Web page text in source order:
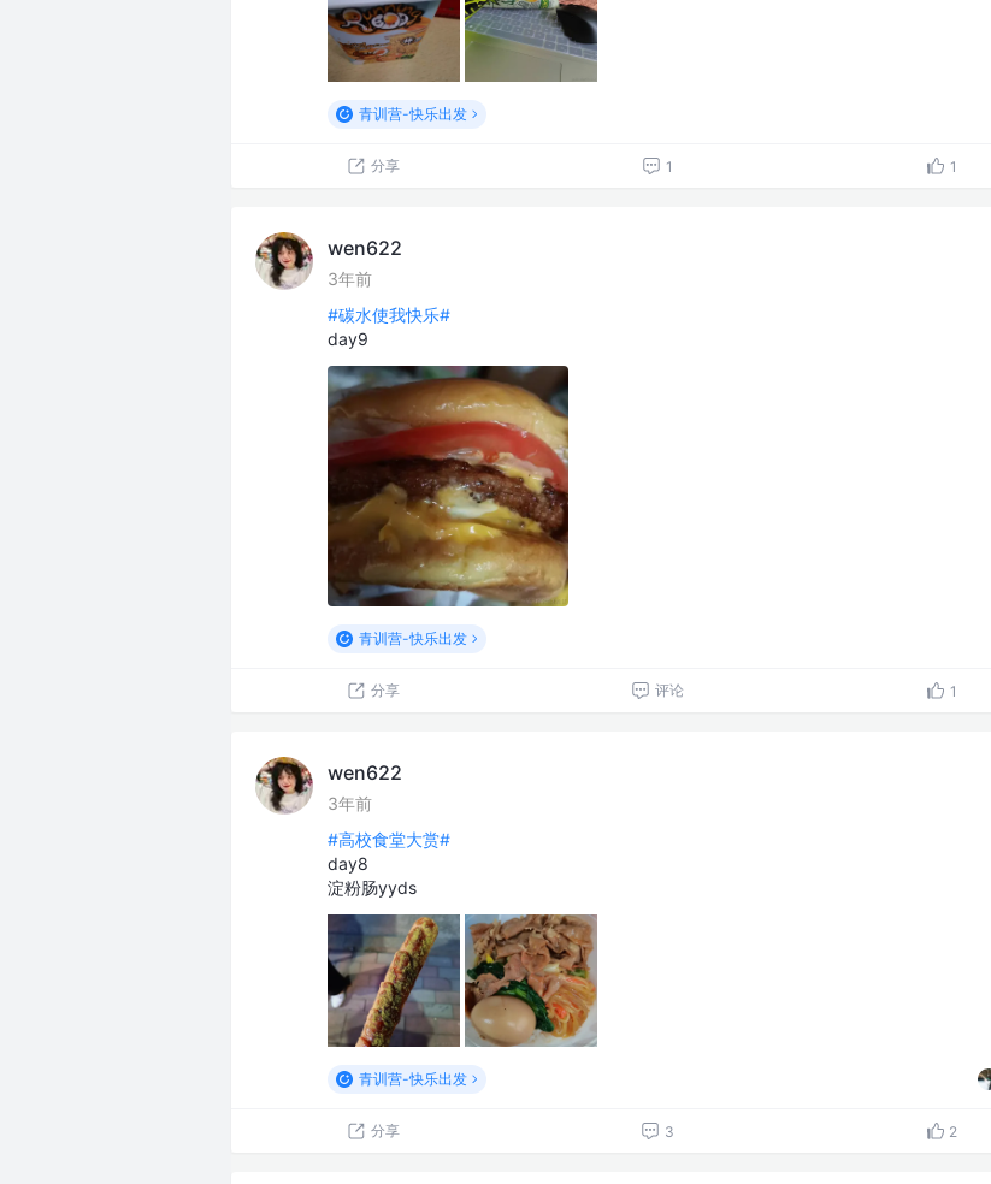
青训营-快乐出发
分享 1 1
wen622
3年前
#碳水使我快乐#
day9
青训营-快乐出发
分享 评论 1
wen622
3年前
#高校食堂大赏#
day8
淀粉肠yyds
青训营-快乐出发
分享 3 2